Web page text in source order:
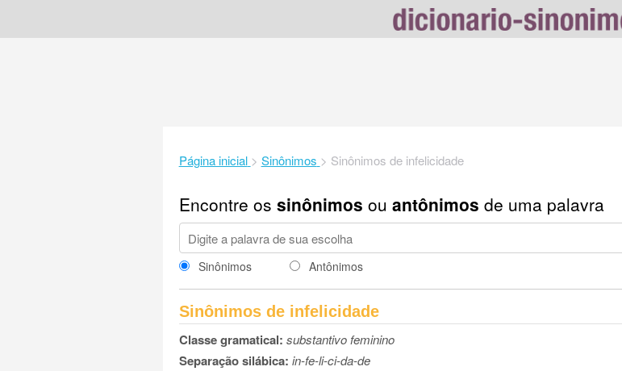
Página inicial > Sinônimos > Sinônimos de infelicidade
Encontre os sinônimos ou antônimos de uma palavra
Sinônimos Antônimos
Sinônimos de infelicidade
Classe gramatical: substantivo feminino
Separação silábica: in-fe-li-ci-da-de